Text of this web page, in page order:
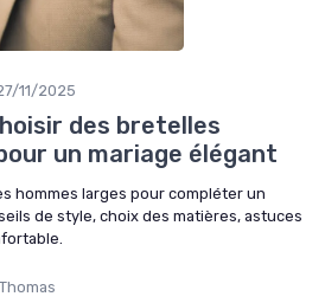
11/2025
des bretelles
un mariage élégant
hommes larges pour compléter un
de style, choix des matières, astuces